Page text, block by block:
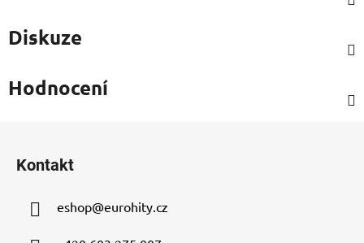
Diskuze
Hodnocení
Kontakt
eshop@eurohity.cz